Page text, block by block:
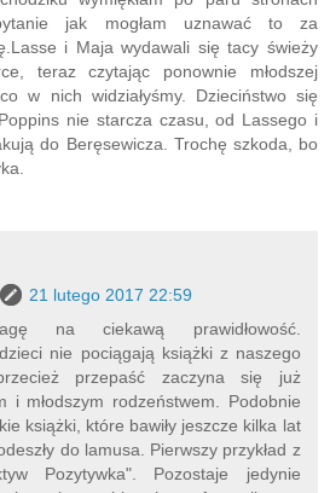
jak mogłam uznawać to za
i Maja wydawali się tacy świeży
teraz czytając ponownie młodszej
w nich widziałyśmy. Dzieciństwo się
nie starcza czasu, od Lassego i
do Beręsewicza. Trochę szkoda, bo
21 lutego 2017 22:59
na ciekawą prawidłowość.
nie pociągają książki z naszego
przepaść zaczyna się już
i młodszym rodzeństwem. Podobnie
książki, które bawiły jeszcze kilka lat
do lamusa. Pierwszy przykład z
Pozytywka". Pozostaje jedynie